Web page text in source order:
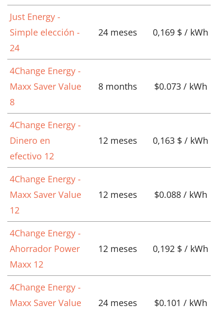
Just Energy -
Simple elección -
24
24 meses 0,169 $ / kWh
4Change Energy -
Maxx Saver Value
8
8 months $0.073 / kWh
4Change Energy -
Dinero en
efectivo 12
12 meses 0,163 $ / kWh
4Change Energy -
Maxx Saver Value
12
12 meses $0.088 / kWh
4Change Energy -
Ahorrador Power
Maxx 12
12 meses 0,192 $ / kWh
4Change Energy -
Maxx Saver Value
24 meses $0.101 / kWh